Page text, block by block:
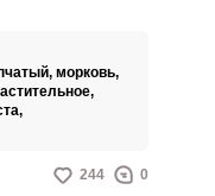
холодное время
капуста
витамина
морковь,
244 0